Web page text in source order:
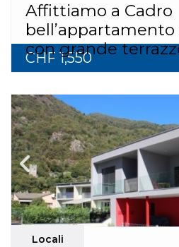
Affittiamo a Cadro
bell’appartamento
con grande
CHF 1,550
Locali